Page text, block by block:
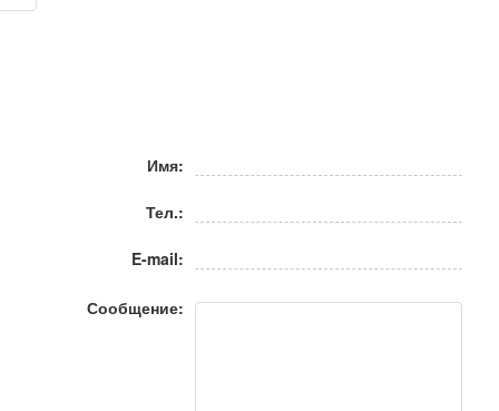
Имя:
Тел.:
E-mail:
Сообщение: